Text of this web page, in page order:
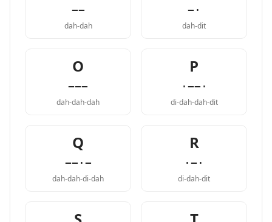
−−
dah-dah
−·
dah-dit
O
−−−
dah-dah-dah
P
·−−·
di-dah-dah-dit
Q
−−·−
dah-dah-di-dah
R
·−·
di-dah-dit